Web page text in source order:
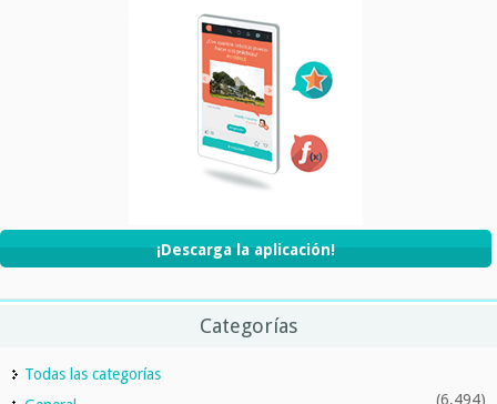
¡Descarga la aplicación!
Categorías
Todas las categorías
(6,494)